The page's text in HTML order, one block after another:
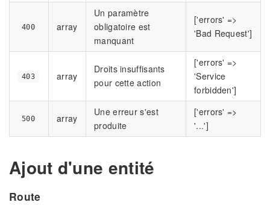
400 array
Un paramètre
obligatoire est
manquant
['errors' =>
'Bad Request']
403 array
Droits insuffisants
pour cette action
['errors' =>
'Service
forbidden']
500 array
Une erreur s'est
produite
['errors' =>
'...']
Ajout d'une entité
Route